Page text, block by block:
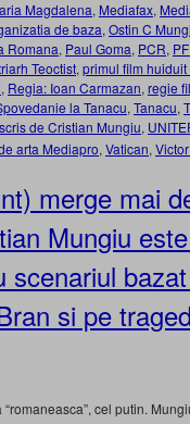
Magdalena, Mediafax,
de baza, Ostin C
Romana, Paul Goma, PCR,
Teoctist, primul film
, Regia: Ioan Carmazan, regie
la Tanacu, Tanacu,
de Cristian Mungiu,
arta Mediapro, Vatican,
merge mai
Mungiu
scenariul
si pe
cel putin.